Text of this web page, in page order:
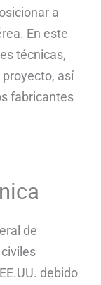
a
En este
técnicas,
así
fabricantes
de
debido